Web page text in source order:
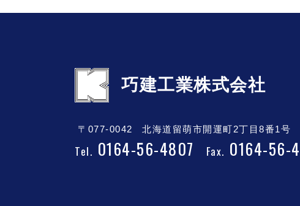
巧建工業株式会社
〒077-0042 北海道留萌市開運町2丁目8番1号
Tel. 0164-56-4807 Fax. 0164-56-